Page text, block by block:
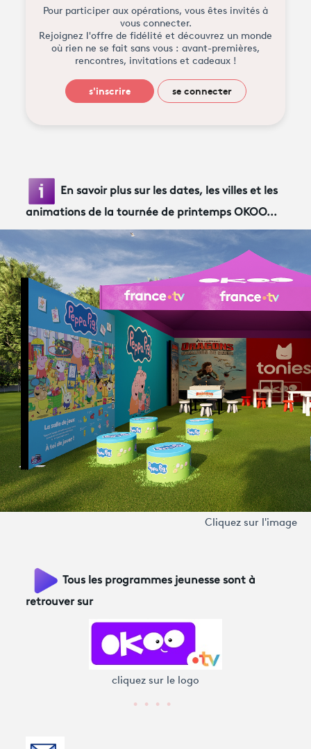
Pour participer aux opérations, vous êtes invités à
vous connecter.
Rejoignez l'offre de fidélité et découvrez un monde
où rien ne se fait sans vous : avant-premières,
rencontres, invitations et cadeaux !
s'inscrire se connecter
En savoir plus sur les dates, les villes et les
animations de la tournée de printemps OKOO...
Cliquez sur l'image
Tous les programmes jeunesse sont à
retrouver sur
cliquez sur le logo